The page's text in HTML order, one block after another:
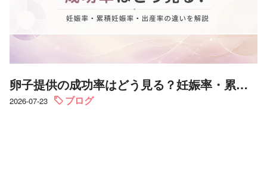
卵子提供の成功率はどう見る？妊娠率・累積妊娠率・出産率の違いを解説
2026-07-23 ブログ